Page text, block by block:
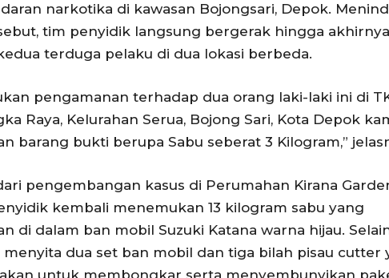
narkotika di kawasan Bojongsari, Depok.
tim penyidik langsung bergerak hingga akhirnya
terduga pelaku di dua lokasi berbeda.
pengamanan terhadap dua orang laki-laki ini di
Raya, Kelurahan Serua, Bojong Sari, Kota Depok
barang bukti berupa Sabu seberat 3 Kilogram,”
pengembangan kasus di Perumahan Kirana
kembali menemukan 13 kilogram sabu yang
di dalam ban mobil Suzuki Katana warna hijau.
menyita dua set ban mobil dan tiga bilah pisau cutter